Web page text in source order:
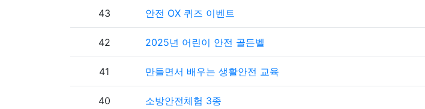
43 안전 OX 퀴즈 이벤트
42 2025년 어린이 안전 골든벨
41 만들면서 배우는 생활안전 교육
40 소방안전체험 3종